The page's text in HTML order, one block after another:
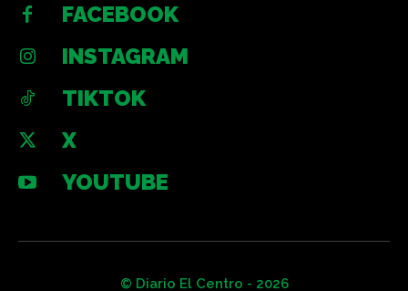
FACEBOOK
INSTAGRAM
TIKTOK
X
YOUTUBE
© Diario El Centro - 2026